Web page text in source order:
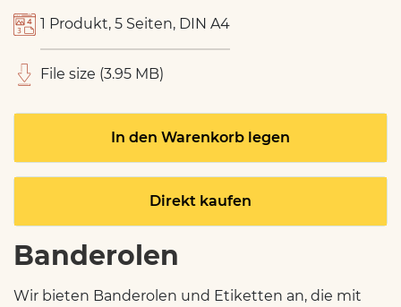
1 Produkt, 5 Seiten, DIN A4
File size (3.95 MB)
In den Warenkorb legen
Direkt kaufen
Banderolen
Wir bieten Banderolen und Etiketten an, die mit